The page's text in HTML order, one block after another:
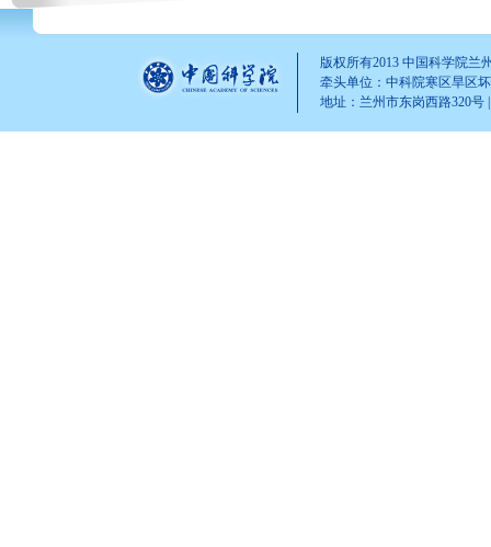
版权所有2013 中国科学院兰
牵头单位：中科院寒区旱区
地址：兰州市东岗西路320号 |